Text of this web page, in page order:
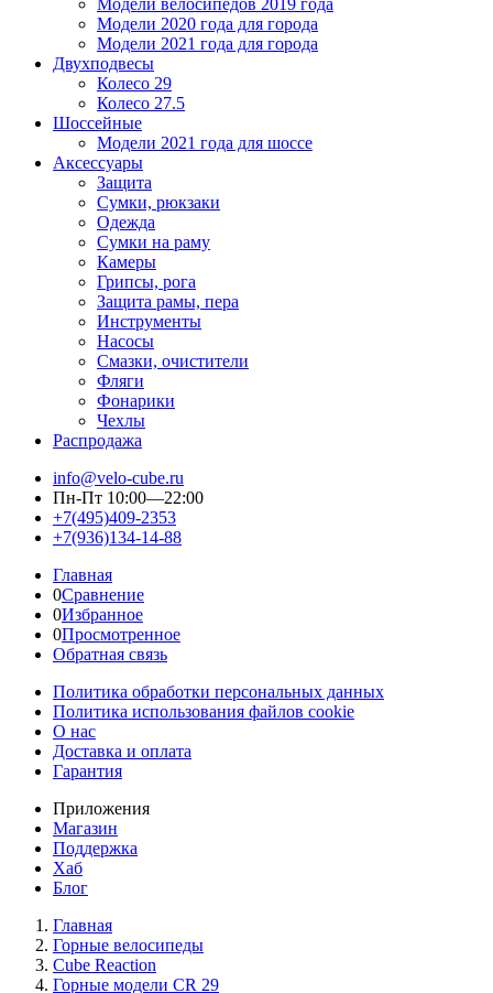
Модели велосипедов 2019 года
Модели 2020 года для города
Модели 2021 года для города
Двухподвесы
Колесо 29
Колесо 27.5
Шоссейные
Модели 2021 года для шоссе
Аксессуары
Защита
Сумки, рюкзаки
Одежда
Сумки на раму
Камеры
Грипсы, рога
Защита рамы, пера
Инструменты
Насосы
Смазки, очистители
Фляги
Фонарики
Чехлы
Распродажа
info@velo-cube.ru
Пн-Пт 10:00—22:00
+7(495)409-2353
+7(936)134-14-88
Главная
0Сравнение
0Избранное
0Просмотренное
Обратная связь
Политика обработки персональных данных
Политика использования файлов cookie
О нас
Доставка и оплата
Гарантия
Приложения
Магазин
Поддержка
Хаб
Блог
Главная
Горные велосипеды
Cube Reaction
Горные модели CR 29